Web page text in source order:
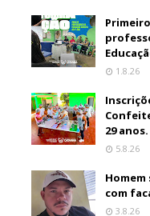
1.8.26
29 anos.
5.8.26
com
3.8.26